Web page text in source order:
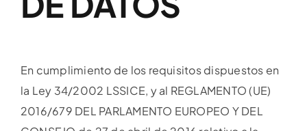
Dermapen
Blog
En cumplimiento de los requisitos dispuestos en
la Ley 34/2002 LSSICE, y al REGLAMENTO (UE)
2016/679 DEL PARLAMENTO EUROPEO Y DEL